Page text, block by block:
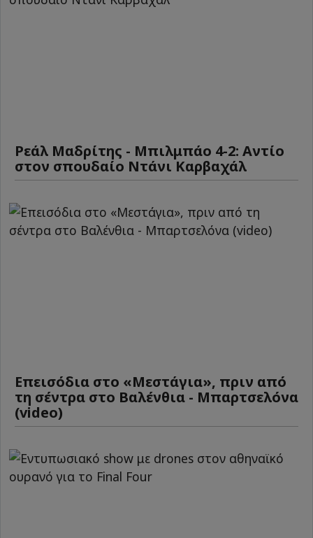
Ρεάλ Μαδρίτης - Μπιλμπάο 4-2: Αντίο
στον σπουδαίο Ντάνι Καρβαχάλ
Επεισόδια στο «Μεστάγια», πριν από
τη σέντρα στο Βαλένθια - Μπαρτσελόνα
(video)